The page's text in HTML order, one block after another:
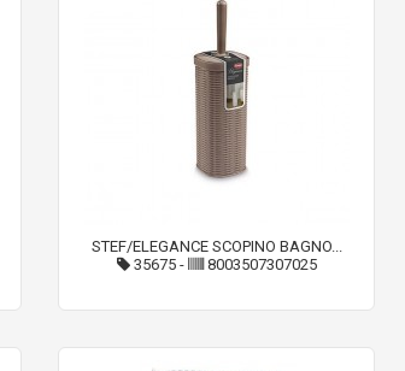
STEF/ELEGANCE SCOPINO BAGNO...
35675- 8003507307025